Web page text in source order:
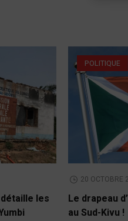
détaille les
POLITIQUE
20 OCTOBRE
Le drapeau
au Sud-Kivu !